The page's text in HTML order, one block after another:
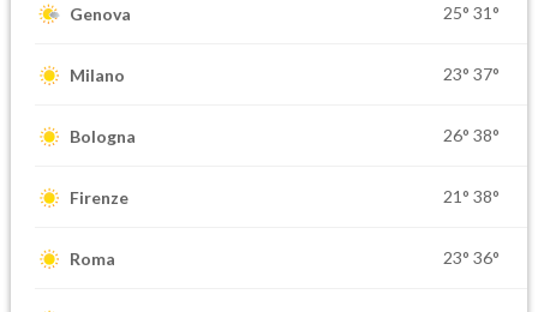
Genova 25° 31°
Milano 23° 37°
Bologna 26° 38°
Firenze 21° 38°
Roma 23° 36°